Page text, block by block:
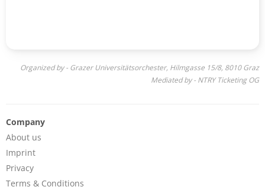
Organized by - Grazer Universitätsorchester, Hilmgasse 15/8, 8010 Graz
Mediated by - NTRY Ticketing OG
Company
About us
Imprint
Privacy
Terms & Conditions